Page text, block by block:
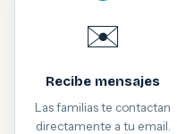
✉️
Recibe mensajes
Las familias te contactan
directamente a tu email.